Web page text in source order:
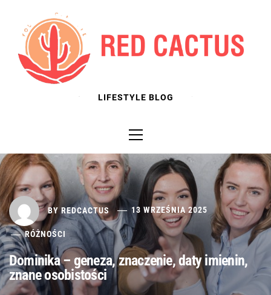
content
LIFESTYLE BLOG
Menu
BYREDCACTUS 13 WRZEŚNIA 2025
RÓŻNOŚCI
Dominika – geneza, znaczenie, daty imienin,
znane osobistości